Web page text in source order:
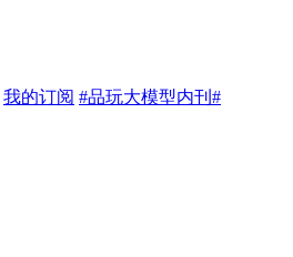
我的订阅 #品玩大模型内刊#